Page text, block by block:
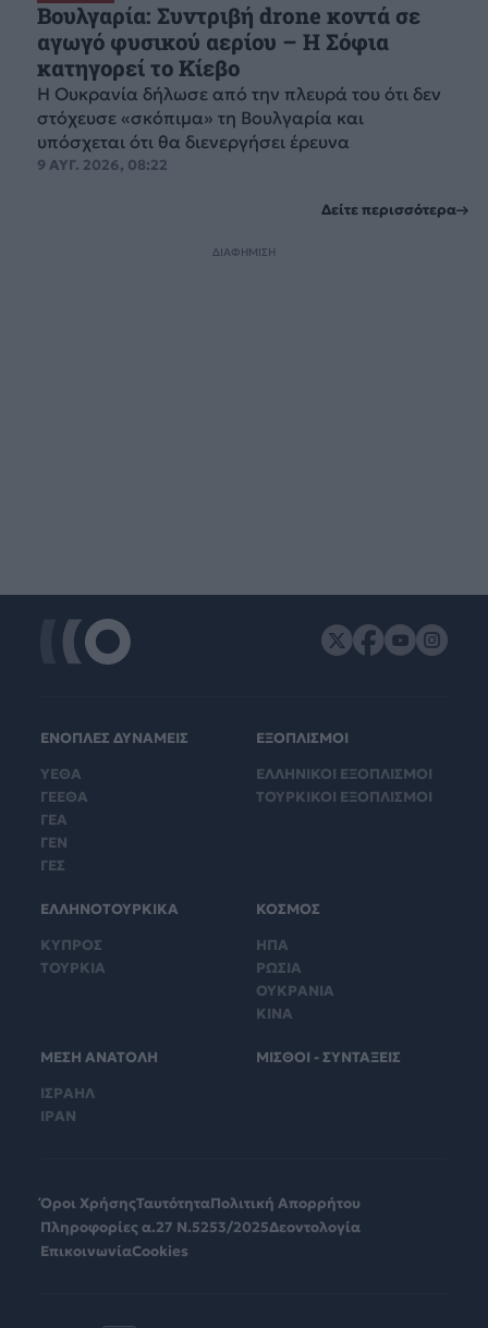
Βουλγαρία: Συντριβή drone κοντά σε
αγωγό φυσικού αερίου – Η Σόφια
κατηγορεί το Κίεβο
Η Ουκρανία δήλωσε από την πλευρά του ότι δεν
στόχευσε «σκόπιμα» τη Βουλγαρία και
υπόσχεται ότι θα διενεργήσει έρευνα
9 ΑΥΓ. 2026, 08:22
Δείτε περισσότερα
ΔΙΑΦΗΜΙΣΗ
ΕΝΟΠΛΕΣ ΔΥΝΑΜΕΙΣ
ΥΕΘΑ
ΓΕΕΘΑ
ΓΕΑ
ΓΕΝ
ΓΕΣ
ΕΞΟΠΛΙΣΜΟΙ
ΕΛΛΗΝΙΚΟΙ ΕΞΟΠΛΙΣΜΟΙ
ΤΟΥΡΚΙΚΟΙ ΕΞΟΠΛΙΣΜΟΙ
ΕΛΛΗΝΟΤΟΥΡΚΙΚΑ
ΚΥΠΡΟΣ
ΤΟΥΡΚΙΑ
ΚΟΣΜΟΣ
ΗΠΑ
ΡΩΣΙΑ
ΟΥΚΡΑΝΙΑ
ΚΙΝΑ
ΜΕΣΗ ΑΝΑΤΟΛΗ
ΙΣΡΑΗΛ
ΙΡΑΝ
ΜΙΣΘΟΙ - ΣΥΝΤΑΞΕΙΣ
Όροι ΧρήσηςΤαυτότηταΠολιτική Απορρήτου
Πληροφορίες α.27 Ν.5253/2025Δεοντολογία
ΕπικοινωνίαCookies